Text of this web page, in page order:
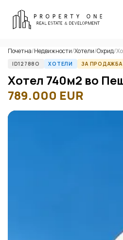
Почетна/Недвижности/Хотели/Охрид/
ID12788O ХОТЕЛИ ЗА ПРОДАЖБА
Хотел 740м2 во
789.000 EUR